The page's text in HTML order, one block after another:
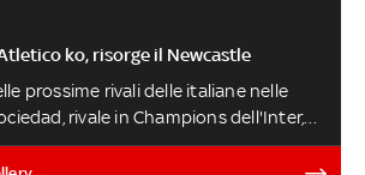
ko, risorge il Newcastle
prossime rivali delle italiane nelle
rivale in Champions dell'Inter,
Ancelotti ma viene rimontata e perde
caduta fragorosa a Valencia